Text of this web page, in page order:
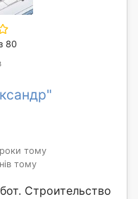
80
тому
тому
Строительство